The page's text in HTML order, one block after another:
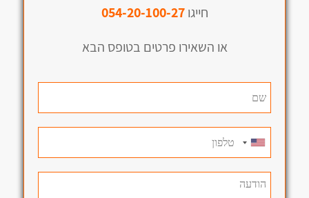
חייגו054-20-100-27
או השאירו פרטים בטופס הבא